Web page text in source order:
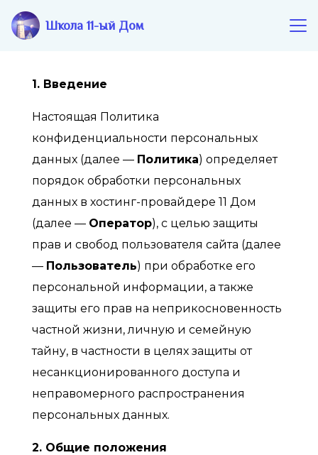
Школа 11-ый Дом
1. Введение
Настоящая Политика
конфиденциальности персональных
данных (далее — Политика) определяет
порядок обработки персональных
данных в хостинг-провайдере 11 Дом
(далее — Оператор), с целью защиты
прав и свобод пользователя сайта (далее
— Пользователь) при обработке его
персональной информации, а также
защиты его прав на неприкосновенность
частной жизни, личную и семейную
тайну, в частности в целях защиты от
несанкционированного доступа и
неправомерного распространения
персональных данных.
2. Общие положения